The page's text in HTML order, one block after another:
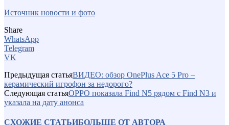
Источник новости и фото
Share
WhatsApp
Telegram
VK
Предыдущая статьяВИДЕО: обзор OnePlus Ace 5 Pro –
керамический игрофон за недорого?
Следующая статьяOPPO показала Find N5 рядом с Find N3 и
указала на дату анонса
СХОЖИЕ СТАТЬИБОЛЬШЕ ОТ АВТОРА